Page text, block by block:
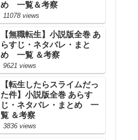
め 一覧＆考察
11078 views
【無職転生】小説版全巻 あ
らすじ・ネタバレ・まと
め 一覧 ＆考察
9621 views
【転生したらスライムだっ
た件】小説版全巻 あらす
じ・ネタバレ・まとめ 一
覧 ＆考察
3836 views